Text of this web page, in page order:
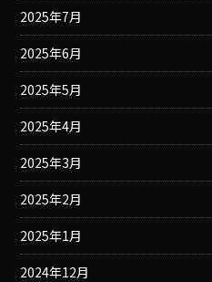
2025年7月
2025年6月
2025年5月
2025年4月
2025年3月
2025年2月
2025年1月
2024年12月